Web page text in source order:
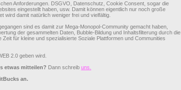
Anforderungen. DSGVO, Datenschutz, Cookie Consent, sogar die
eingestellt haben, usw. Damit können eigentlich nur noch große
wird damit natürlich weniger frei und vielfältig.
sind es damit zur Mega-Monopol-Community gemacht haben,
der gesammelten Daten, Bubble-Bildung und Inhaltsfilterung durch die
für kleine und spezialisierte Soziale Plattformen und Communities
2.0 geben wird.
etwas mitteilen? Dann schreib uns.
an.